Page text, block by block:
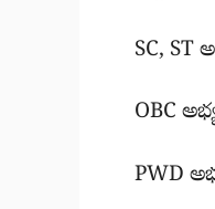
SC, ST
OBC
PWD